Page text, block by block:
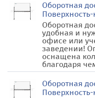
Оборотная
Оборотная
удобная и
офисе или
заведении!
оснащена
благодаря
Оборотная